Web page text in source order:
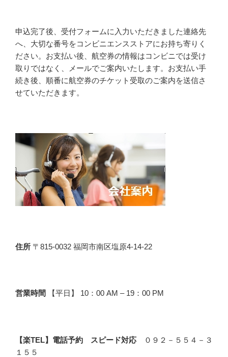
申込完了後、受付フォームに入力いただきました連絡先
へ、大切な番号をコンビニエンスストアにお持ち寄りく
ださい。お支払い後、航空券の情報はコンビニでは受け
取りではなく、メールでご案内いたします。お支払い手
続き後、順番に航空券のチケット受取のご案内を送信さ
せていただきます。
住所 〒815-0032 福岡市南区塩原4-14-22
営業時間 【平日】 10：00 AM – 19：00 PM
【楽TEL】電話予約 スピード対応
０９２－５５４－３
１５５